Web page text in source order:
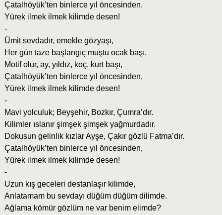
Çatalhöyük’ten binlerce yıl öncesinden,
Yürek ilmek ilmek kilimde desen!
-
Ümit sevdadır, emekle gözyaşı,
Her gün taze başlangıç muştu ocak başı.
Motif olur, ay, yıldız, koç, kurt başı,
Çatalhöyük’ten binlerce yıl öncesinden,
Yürek ilmek ilmek kilimde desen!
-
Mavi yolculuk; Beyşehir, Bozkır, Çumra’dır.
Kilimler ıslanır şimşek şimşek yağmurdadır.
Dokusun gelinlik kızlar Ayşe, Çakır gözlü Fatma’dır.
Çatalhöyük’ten binlerce yıl öncesinden,
Yürek ilmek ilmek kilimde desen!
-
Uzun kış geceleri destanlaşır kilimde,
Anlatamam bu sevdayı düğüm düğüm dilimde.
Ağlama kömür gözlüm ne var benim elimde?